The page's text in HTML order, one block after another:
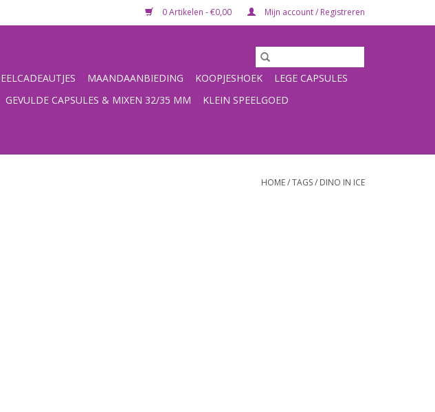
0 Artikelen - €0,00 Mijn account / Registreren
MAANDAANBIEDING KOOPJESHOEK
LEGE CAPSULES
GEVULDE CAPSULES & MIXEN 32/35 MM
KLEIN SPEELGOED
HOME/TAGS/ DINO IN ICE